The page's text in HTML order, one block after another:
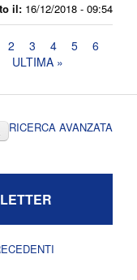
il: 16/12/2018 - 09:54
2 3 4 5
6
ULTIMA »
RICERCA AVANZATA